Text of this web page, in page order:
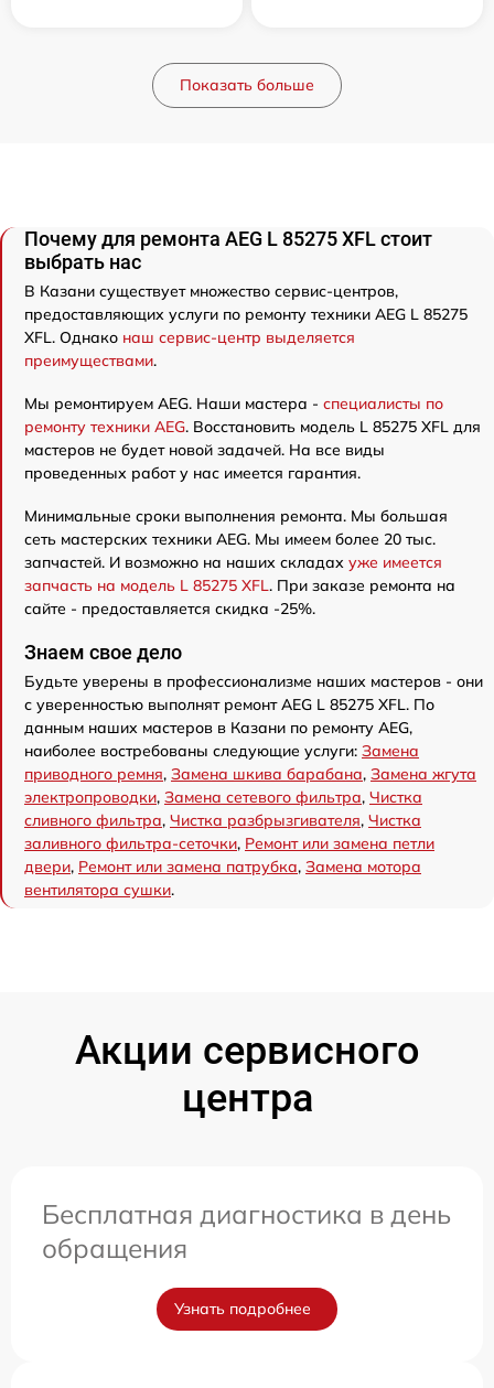
Показать больше
Почему для ремонта AEG L 85275 XFL стоит
выбрать нас
В Казани существует множество сервис-центров,
предоставляющих услуги по ремонту техники AEG L 85275
XFL. Однако наш сервис-центр выделяется
преимуществами.
Мы ремонтируем AEG. Наши мастера - специалисты по
ремонту техники AEG. Восстановить модель L 85275 XFL для
мастеров не будет новой задачей. На все виды
проведенных работ у нас имеется гарантия.
Минимальные сроки выполнения ремонта. Мы большая
сеть мастерских техники AEG. Мы имеем более 20 тыс.
запчастей. И возможно на наших складах уже имеется
запчасть на модель L 85275 XFL. При заказе ремонта на
сайте - предоставляется скидка -25%.
Знаем свое дело
Будьте уверены в профессионализме наших мастеров - они
с уверенностью выполнят ремонт AEG L 85275 XFL. По
данным наших мастеров в Казани по ремонту AEG,
наиболее востребованы следующие услуги: Замена
приводного ремня, Замена шкива барабана, Замена жгута
электропроводки, Замена сетевого фильтра, Чистка
сливного фильтра, Чистка разбрызгивателя, Чистка
заливного фильтра-сеточки, Ремонт или замена петли
двери, Ремонт или замена патрубка, Замена мотора
вентилятора сушки.
Акции сервисного
центра
Бесплатная диагностика в день
обращения
Узнать подробнее